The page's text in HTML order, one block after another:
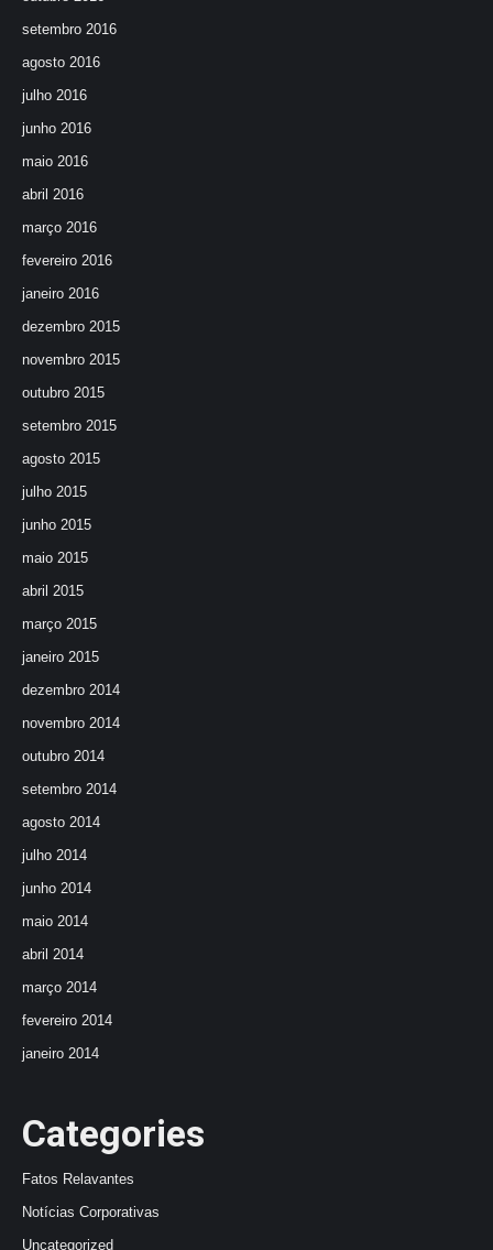
setembro 2016
agosto 2016
julho 2016
junho 2016
maio 2016
abril 2016
março 2016
fevereiro 2016
janeiro 2016
dezembro 2015
novembro 2015
outubro 2015
setembro 2015
agosto 2015
julho 2015
junho 2015
maio 2015
abril 2015
março 2015
janeiro 2015
dezembro 2014
novembro 2014
outubro 2014
setembro 2014
agosto 2014
julho 2014
junho 2014
maio 2014
abril 2014
março 2014
fevereiro 2014
janeiro 2014
Categories
Fatos Relavantes
Notícias Corporativas
Uncategorized